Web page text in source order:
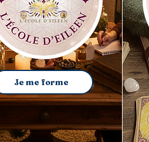
Je me forme